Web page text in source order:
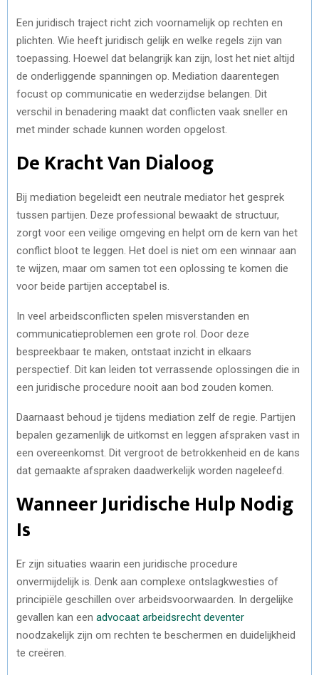
Een juridisch traject richt zich voornamelijk op rechten en
plichten. Wie heeft juridisch gelijk en welke regels zijn van
toepassing. Hoewel dat belangrijk kan zijn, lost het niet altijd
de onderliggende spanningen op. Mediation daarentegen
focust op communicatie en wederzijdse belangen. Dit
verschil in benadering maakt dat conflicten vaak sneller en
met minder schade kunnen worden opgelost.
De Kracht Van Dialoog
Bij mediation begeleidt een neutrale mediator het gesprek
tussen partijen. Deze professional bewaakt de structuur,
zorgt voor een veilige omgeving en helpt om de kern van het
conflict bloot te leggen. Het doel is niet om een winnaar aan
te wijzen, maar om samen tot een oplossing te komen die
voor beide partijen acceptabel is.
In veel arbeidsconflicten spelen misverstanden en
communicatieproblemen een grote rol. Door deze
bespreekbaar te maken, ontstaat inzicht in elkaars
perspectief. Dit kan leiden tot verrassende oplossingen die in
een juridische procedure nooit aan bod zouden komen.
Daarnaast behoud je tijdens mediation zelf de regie. Partijen
bepalen gezamenlijk de uitkomst en leggen afspraken vast in
een overeenkomst. Dit vergroot de betrokkenheid en de kans
dat gemaakte afspraken daadwerkelijk worden nageleefd.
Wanneer Juridische Hulp Nodig
Is
Er zijn situaties waarin een juridische procedure
onvermijdelijk is. Denk aan complexe ontslagkwesties of
principiële geschillen over arbeidsvoorwaarden. In dergelijke
gevallen kan een advocaat arbeidsrecht deventer
noodzakelijk zijn om rechten te beschermen en duidelijkheid
te creëren.